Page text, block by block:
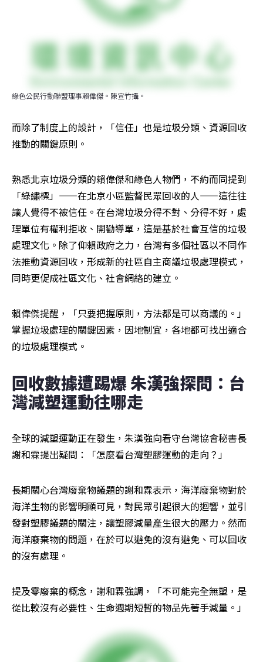
綠色公民行動聯盟理事賴偉傑。陳宣竹攝。
而除了制度上的設計，「信任」也是垃圾分類、資源回收
推動的關鍵原則。
熟悉北京垃圾分類的賴偉傑和綠色人物們，不約而同提到
「綠繡標」——在北京小區監督民眾回收的人——這往往
讓人覺得不被信任。在台灣垃圾分得不對、分得不好，處
理單位有權利拒收、開勸導單，這是基於社會互信的垃圾
處理文化。除了仰賴政府之力，台灣有多個社區以不同作
法推動資源回收，形成新的社區自主商議垃圾處理模式，
同時更促成社區文化、社會網絡的建立。
賴偉傑提醒，「只要把握原則，方法都是可以商議的。」
掌握垃圾處理的關鍵因素，因地制宜，各地都可找出適合
的垃圾處理模式。
回收數據遭踢爆 朱漢強探問：台
灣減塑運動往哪走
全球的減塑運動正在發生，朱漢強向看守台灣協會秘書長
謝和霖提出疑問：「怎麼看台灣塑膠運動的走向？」
長期關心台灣廢棄物議題的謝和霖表示，海洋廢棄物對於
海洋生物的影響明顯可見，對民眾引起很大的迴響，並引
發對塑膠議題的關注，讓塑膠減量產生很大的壓力。然而
海洋廢棄物的問題，在於可以避免的沒有避免、可以回收
的沒有處理。
提及零廢棄的概念，謝和霖強調，「不可能完全無塑，是
從比較沒有必要性、生命週期短暫的物品先著手減量。」